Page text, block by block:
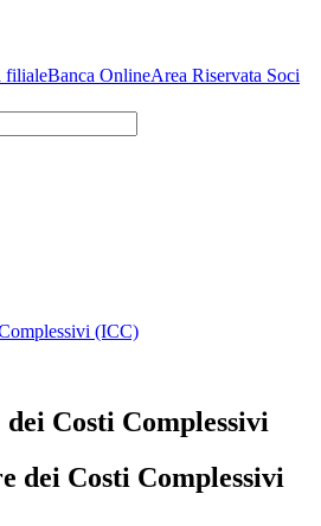
filialeBanca OnlineArea Riservata Soci
(ICC)
Costi Complessivi
dei Costi Complessivi